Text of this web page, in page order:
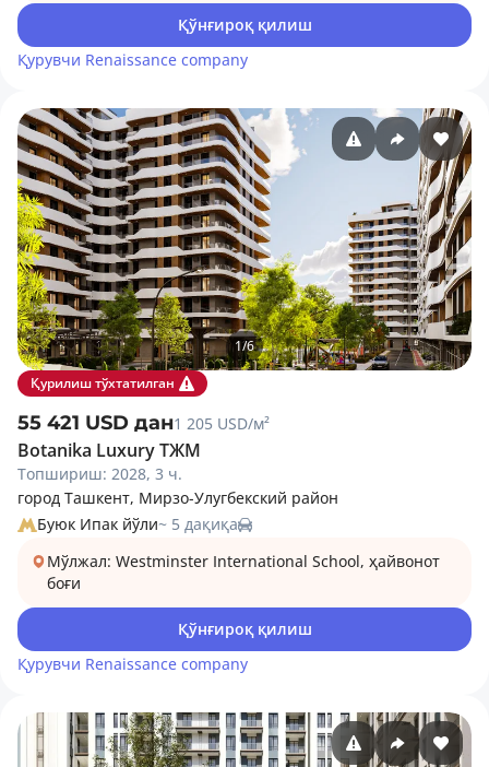
Қўнғироқ қилиш
Қурувчи Renaissance company
1/6
Қурилиш тўхтатилган
55 421 USD дан1 205 USD/м²
Botanika Luxury ТЖМ
Топшириш: 2028, 3 ч.
город Ташкент, Мирзо-Улугбекский район
Буюк Ипак йўли~ 5 дақиқа
Мўлжал: Westminster International School, ҳайвонот
боғи
Қўнғироқ қилиш
Қурувчи Renaissance company